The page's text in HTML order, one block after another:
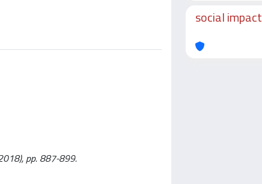
pp. 887-899.
social impact